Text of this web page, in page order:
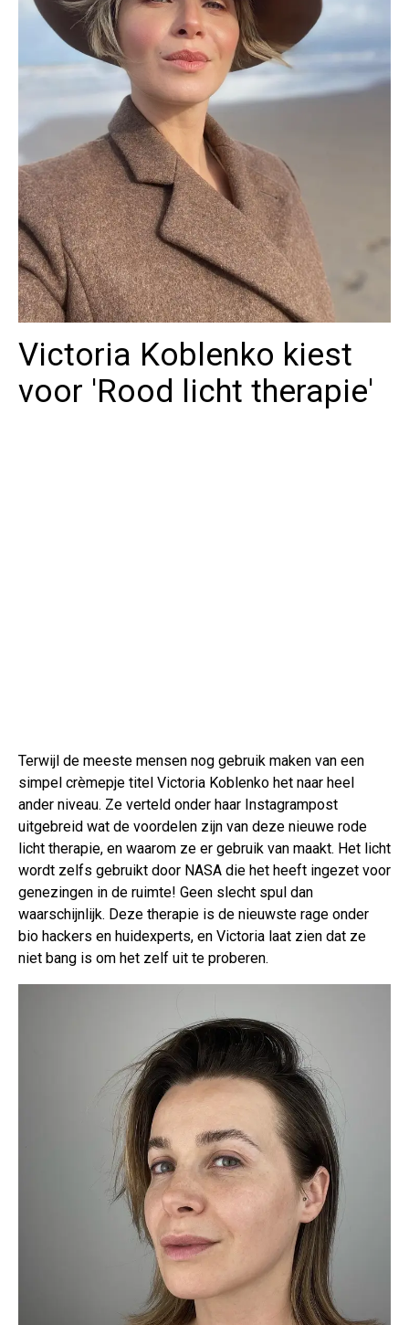
Victoria Koblenko kiest
voor 'Rood licht therapie'
Terwijl de meeste mensen nog gebruik maken van een
simpel crèmepje titel Victoria Koblenko het naar heel
ander niveau. Ze verteld onder haar Instagrampost
uitgebreid wat de voordelen zijn van deze nieuwe rode
licht therapie, en waarom ze er gebruik van maakt. Het licht
wordt zelfs gebruikt door NASA die het heeft ingezet voor
genezingen in de ruimte! Geen slecht spul dan
waarschijnlijk. Deze therapie is de nieuwste rage onder
bio hackers en huidexperts, en Victoria laat zien dat ze
niet bang is om het zelf uit te proberen.